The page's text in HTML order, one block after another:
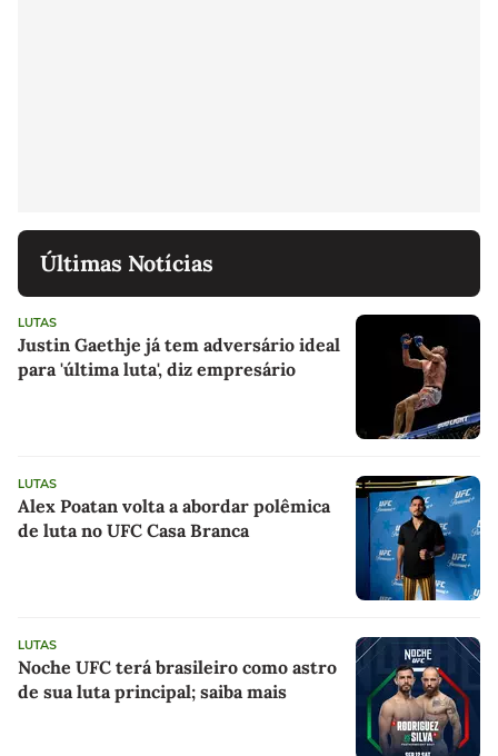
Últimas Notícias
LUTAS
Justin Gaethje já tem adversário ideal
para 'última luta', diz empresário
LUTAS
Alex Poatan volta a abordar polêmica
de luta no UFC Casa Branca
LUTAS
Noche UFC terá brasileiro como astro
de sua luta principal; saiba mais